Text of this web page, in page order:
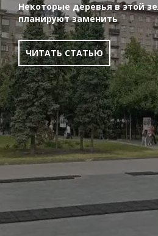
Некоторые деревья в этой
планируют заменить
ЧИТАТЬ СТАТЬЮ